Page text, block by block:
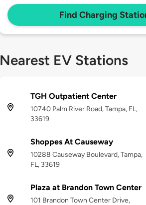
Find Charging
Nearest EV Stations
TGH Outpatient Center
10740 Palm River Road, Tampa, FL,
33619
Shoppes At Causeway
10288 Causeway Boulevard, Tampa,
FL, 33619
Plaza at Brandon Town Center
101 Brandon Town Center Drive,